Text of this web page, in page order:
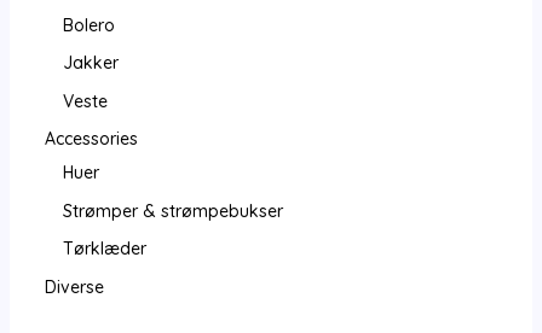
Bolero
Jakker
Veste
Accessories
Huer
Strømper & strømpebukser
Tørklæder
Diverse